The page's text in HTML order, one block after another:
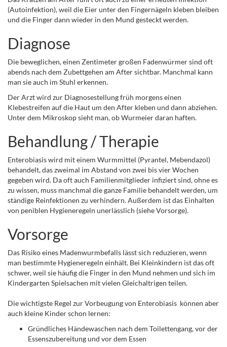
(Autoinfektion), weil die Eier unter den Fingernägeln kleben bleiben
und die Finger dann wieder in den Mund gesteckt werden.
Diagnose
Die beweglichen, einen Zentimeter großen Fadenwürmer sind oft
abends nach dem Zubettgehen am After sichtbar. Manchmal kann
man sie auch im Stuhl erkennen.
Der Arzt wird zur Diagnosestellung früh morgens einen
Klebestreifen auf die Haut um den After kleben und dann abziehen.
Unter dem Mikroskop sieht man, ob Wurmeier daran haften.
Behandlung / Therapie
Enterobiasis wird mit einem Wurmmittel (Pyrantel, Mebendazol)
behandelt, das zweimal im Abstand von zwei bis vier Wochen
gegeben wird. Da oft auch Familienmitglieder infiziert sind, ohne es
zu wissen, muss manchmal die ganze Familie behandelt werden, um
ständige Reinfektionen zu verhindern. Außerdem ist das Einhalten
von peniblen Hygieneregeln unerlässlich (siehe Vorsorge).
Vorsorge
Das Risiko eines Madenwurmbefalls lässt sich reduzieren, wenn
man bestimmte Hygieneregeln einhält. Bei Kleinkindern ist das oft
schwer, weil sie häufig die Finger in den Mund nehmen und sich im
Kindergarten Spielsachen mit vielen Gleichaltrigen teilen.
Die wichtigste Regel zur Vorbeugung von Enterobiasis können aber
auch kleine Kinder schon lernen:
Gründliches Händewaschen nach dem Toilettengang, vor der
Essenszubereitung und vor dem Essen